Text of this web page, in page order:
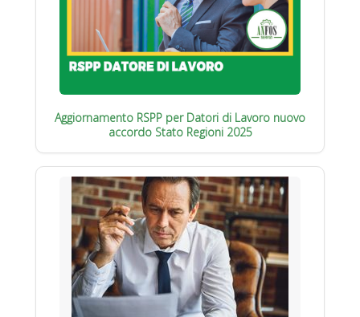
Aggiornamento RSPP per Datori di Lavoro nuovo
accordo Stato Regioni 2025